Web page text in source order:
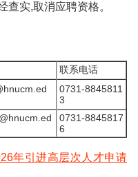
查实,取消应聘资格。
联系电话
0731-8845811
3
0731-8845817
6
年引进高层次人才申请